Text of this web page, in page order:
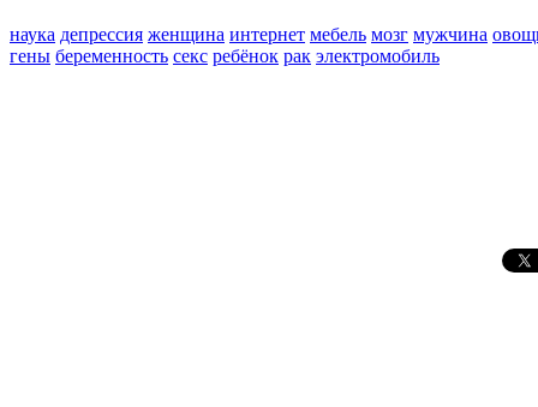
наука депрессия женщина интернет мебель мозг мужчина
гены беременность секс ребёнок рак электромобиль